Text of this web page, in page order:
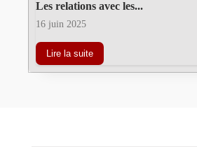
Les relations avec les...
16 juin 2025
Lire la suite